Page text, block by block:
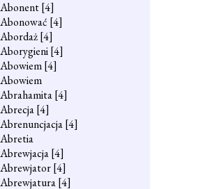
Abonent[4]
Abonować [4]
Abordaż[4]
Aborygieni[4]
Abowiem[4]
Abowiem
Abrahamita[4]
Abrecja[4]
Abrenuncjacja[4]
Abretia
Abrewjacja[4]
Abrewjator[4]
Abrewjatura[4]